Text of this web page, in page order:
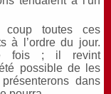
coup toutes ces
à l’ordre du jour.
fois ; il revint
possible de les
dans